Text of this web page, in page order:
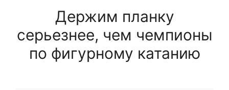
Держим планку
серьезнее, чем чемпионы
по фигурному катанию